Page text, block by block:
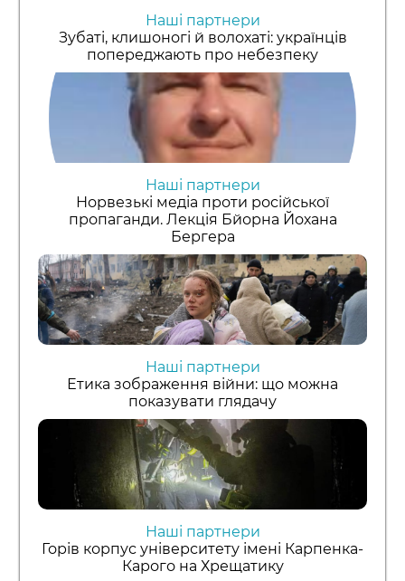
Наші партнери
Зубаті, клишоногі й волохаті: українців
попереджають про небезпеку
Наші партнери
Норвезькі медіа проти російської
пропаганди. Лекція Бйорна Йохана
Бергера
Наші партнери
Етика зображення війни: що можна
показувати глядачу
Наші партнери
Горів корпус університету імені Карпенка-
Карого на Хрещатику